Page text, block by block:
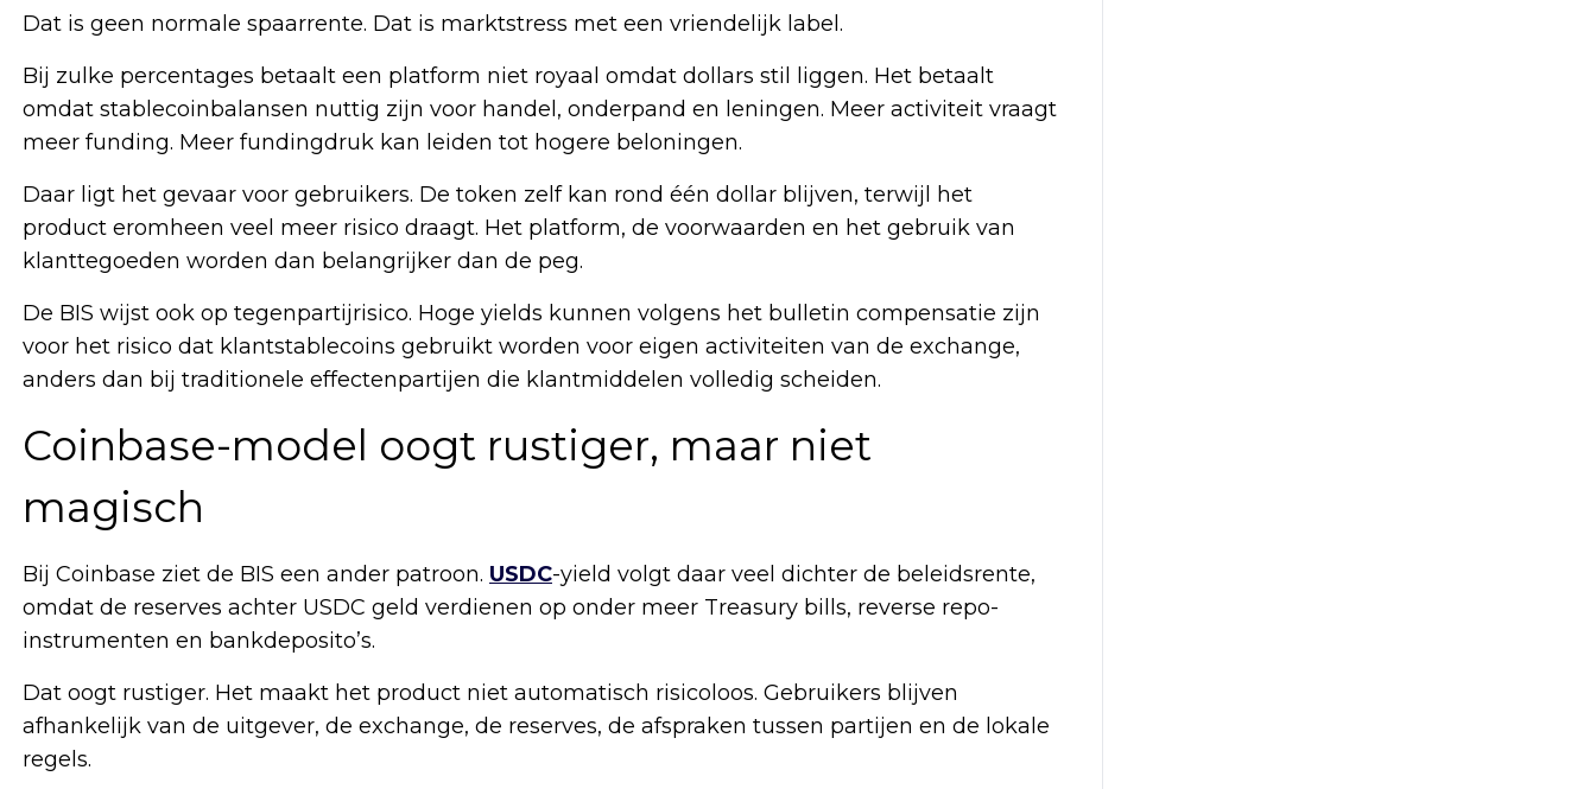
Dat is geen normale spaarrente. Dat is marktstress met een vriendelijk label.
Bij zulke percentages betaalt een platform niet royaal omdat dollars stil liggen. Het betaalt
omdat stablecoinbalansen nuttig zijn voor handel, onderpand en leningen. Meer activiteit vraagt
meer funding. Meer fundingdruk kan leiden tot hogere beloningen.
Daar ligt het gevaar voor gebruikers. De token zelf kan rond één dollar blijven, terwijl het
product eromheen veel meer risico draagt. Het platform, de voorwaarden en het gebruik van
klanttegoeden worden dan belangrijker dan de peg.
De BIS wijst ook op tegenpartijrisico. Hoge yields kunnen volgens het bulletin compensatie zijn
voor het risico dat klantstablecoins gebruikt worden voor eigen activiteiten van de exchange,
anders dan bij traditionele effectenpartijen die klantmiddelen volledig scheiden.
Coinbase-model oogt rustiger, maar niet
magisch
Bij Coinbase ziet de BIS een ander patroon. USDC-yield volgt daar veel dichter de beleidsrente,
omdat de reserves achter USDC geld verdienen op onder meer Treasury bills, reverse repo-
instrumenten en bankdeposito’s.
Dat oogt rustiger. Het maakt het product niet automatisch risicoloos. Gebruikers blijven
afhankelijk van de uitgever, de exchange, de reserves, de afspraken tussen partijen en de lokale
regels.